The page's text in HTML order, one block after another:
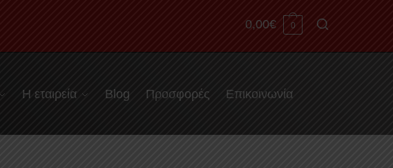
0,00€ 0
Η εταιρεία Blog Προσφορές Επικοινωνία